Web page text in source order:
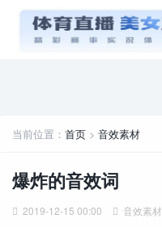
当前位置： 首页 > 音效素材
爆炸的音效词
2019-12-15 00:00 音效素材